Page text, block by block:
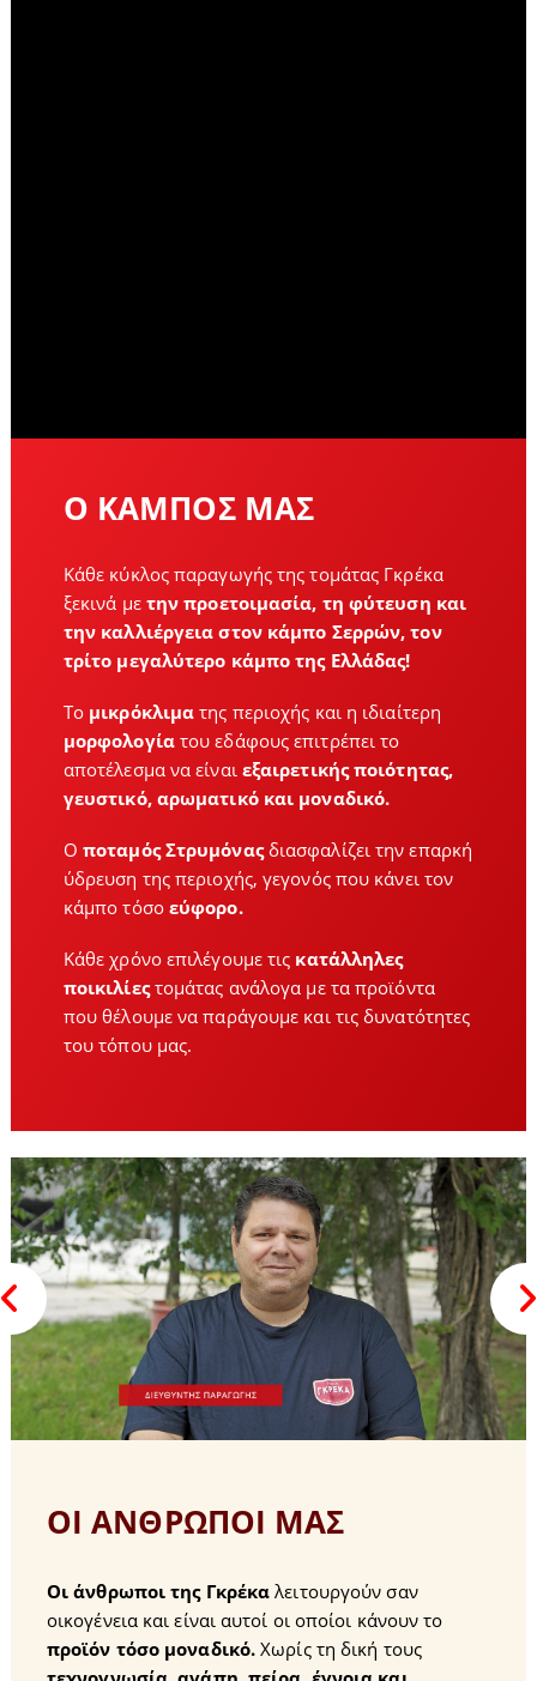
Ο ΚΑΜΠΟΣ ΜΑΣ
Κάθε κύκλος παραγωγής της τομάτας Γκρέκα
ξεκινά με την προετοιμασία, τη φύτευση και
την καλλιέργεια στον κάμπο Σερρών, τον
τρίτο μεγαλύτερο κάμπο της Ελλάδας!
Το μικρόκλιμα της περιοχής και η ιδιαίτερη
μορφολογίατου εδάφους επιτρέπει το
αποτέλεσμα να είναι εξαιρετικής ποιότητας,
γευστικό, αρωματικό και μοναδικό.
Οποταμός Στρυμόναςδιασφαλίζει την επαρκή
ύδρευση της περιοχής, γεγονός που κάνει τον
κάμπο τόσο εύφορο.
Κάθε χρόνο επιλέγουμε τις κατάλληλες
ποικιλίεςτομάτας ανάλογα με τα προϊόντα
που θέλουμε να παράγουμε και τις δυνατότητες
του τόπου μας.
ΟΙ ΑΝΘΡΩΠΟΙ ΜΑΣ
Οι άνθρωποι της Γκρέκα λειτουργούν σαν
οικογένεια και είναι αυτοί οι οποίοι κάνουν το
προϊόν τόσο μοναδικό. Χωρίς τη δική τους